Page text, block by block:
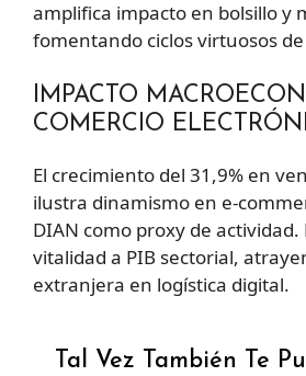
amplifica impacto en bolsillo y
fomentando ciclos virtuosos
IMPACTO
COMERCIO
El crecimiento del 31,9% en
ilustra dinamismo en e-
DIAN como proxy de actividad.
vitalidad a PIB sectorial,
extranjera en logística digital.
Tal Vez También Te